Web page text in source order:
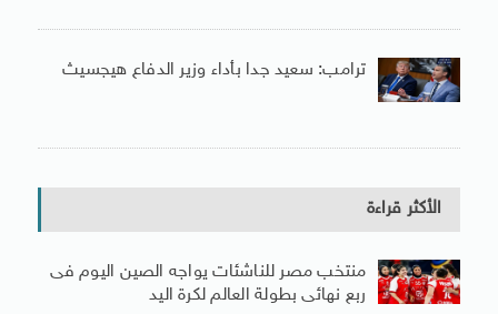
ترامب: سعيد جدا بأداء وزير الدفاع هيجسيث
الأكثر قراءة
منتخب مصر للناشئات يواجه الصين اليوم فى
ربع نهائى بطولة العالم لكرة اليد